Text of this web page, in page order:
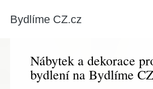
Bydlíme CZ.cz
Nábytek a dekorace
bydlení na Bydlíme